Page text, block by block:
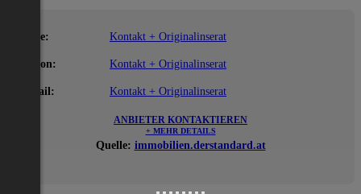
Name: Kontakt + Originalinserat
Telefon: Kontakt + Originalinserat
E-Mail: Kontakt + Originalinserat
ANBIETER KONTAKTIEREN
+ MEHR DETAILS
Quelle: immobilien.derstandard.at